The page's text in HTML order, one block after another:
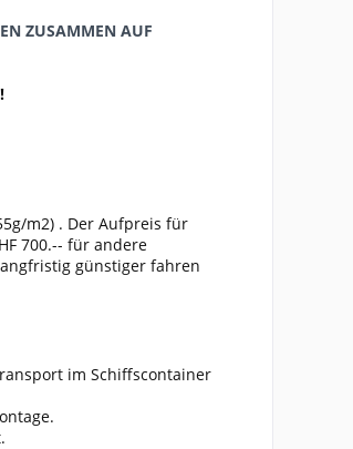
ZUSAMMEN AUF
m2) . Der Aufpreis für
700.-- für andere
günstiger fahren
im Schiffscontainer